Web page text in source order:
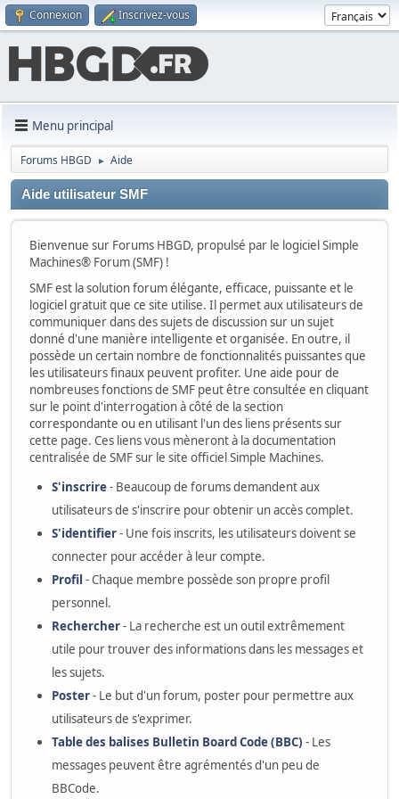
Connexion Inscrivez-vous
Menu principal
Forums HBGD ► Aide
Aide utilisateur SMF
Bienvenue sur Forums HBGD, propulsé par le logiciel Simple
Machines® Forum (SMF) !
SMF est la solution forum élégante, efficace, puissante et le
logiciel gratuit que ce site utilise. Il permet aux utilisateurs de
communiquer dans des sujets de discussion sur un sujet
donné d'une manière intelligente et organisée. En outre, il
possède un certain nombre de fonctionnalités puissantes que
les utilisateurs finaux peuvent profiter. Une aide pour de
nombreuses fonctions de SMF peut être consultée en cliquant
sur le point d'interrogation à côté de la section
correspondante ou en utilisant l'un des liens présents sur
cette page. Ces liens vous mèneront à la documentation
centralisée de SMF sur le site officiel Simple Machines.
S'inscrire- Beaucoup de forums demandent aux
utilisateurs de s'inscrire pour obtenir un accès complet.
S'identifier- Une fois inscrits, les utilisateurs doivent se
connecter pour accéder à leur compte.
Profil - Chaque membre possède son propre profil
personnel.
Rechercher- La recherche est un outil extrêmement
utile pour trouver des informations dans les messages et
les sujets.
Poster- Le but d'un forum, poster pour permettre aux
utilisateurs de s'exprimer.
Table des balises Bulletin Board Code (BBC) - Les
messages peuvent être agrémentés d'un peu de
BBCode.